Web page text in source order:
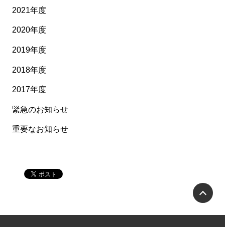
2021年度
2020年度
2019年度
2018年度
2017年度
緊急のお知らせ
重要なお知らせ